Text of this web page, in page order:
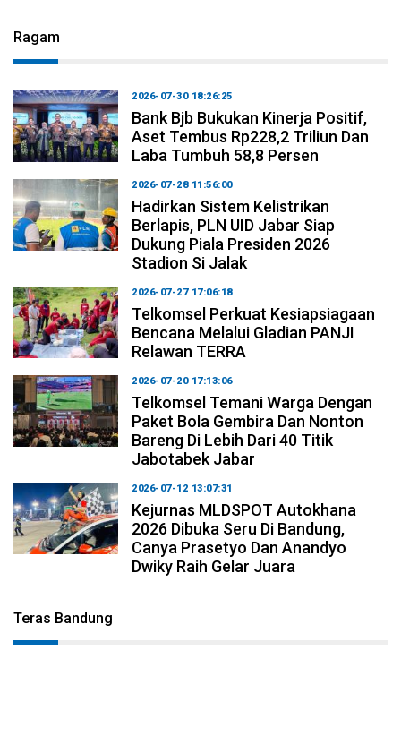
Ragam
2026-07-30 18:26:25
Bank Bjb Bukukan Kinerja Positif,
Aset Tembus Rp228,2 Triliun Dan
Laba Tumbuh 58,8 Persen
2026-07-28 11:56:00
Hadirkan Sistem Kelistrikan
Berlapis, PLN UID Jabar Siap
Dukung Piala Presiden 2026
Stadion Si Jalak
2026-07-27 17:06:18
Telkomsel Perkuat Kesiapsiagaan
Bencana Melalui Gladian PANJI
Relawan TERRA
2026-07-20 17:13:06
Telkomsel Temani Warga Dengan
Paket Bola Gembira Dan Nonton
Bareng Di Lebih Dari 40 Titik
Jabotabek Jabar
2026-07-12 13:07:31
Kejurnas MLDSPOT Autokhana
2026 Dibuka Seru Di Bandung,
Canya Prasetyo Dan Anandyo
Dwiky Raih Gelar Juara
Teras Bandung